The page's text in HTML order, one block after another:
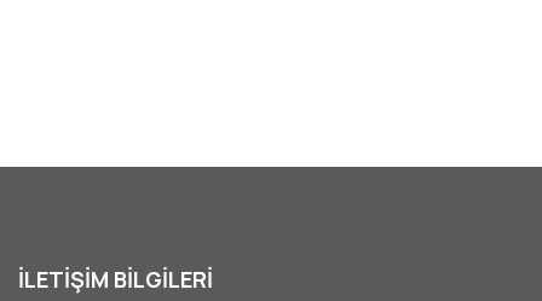
İLETİŞİM BİLGİLERİ